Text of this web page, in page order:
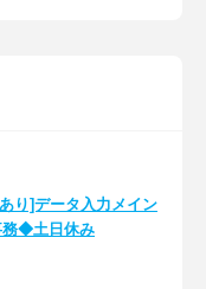
り]データ入力メイン
務◆土日休み